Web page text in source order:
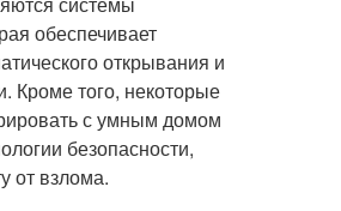
обеспечивает
открывания и
Кроме того, некоторые
с умным домом
безопасности,
от взлома.